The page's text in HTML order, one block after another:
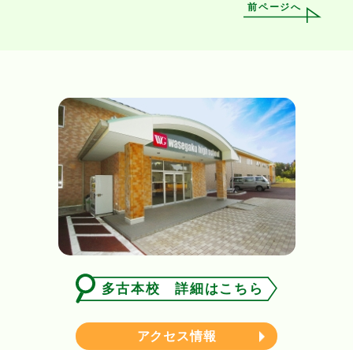
前ページへ
多古本校 詳細はこちら
アクセス情報